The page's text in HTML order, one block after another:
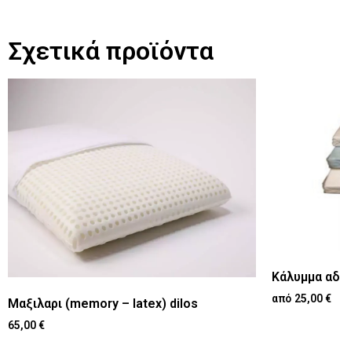
Σχετικά προϊόντα
Μαξιλαρι (memory – latex) dilos
65,00€
Κάλυμμα
25,00€